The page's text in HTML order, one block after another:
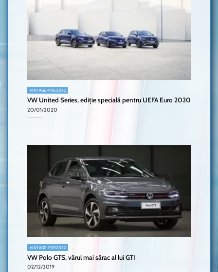
VINTAGE-PRE2022
VW United Series, ediție specială pentru UEFA Euro 2020
20/01/2020
VINTAGE-PRE2022
VW Polo GTS, vărul mai sărac al lui GTI
02/12/2019